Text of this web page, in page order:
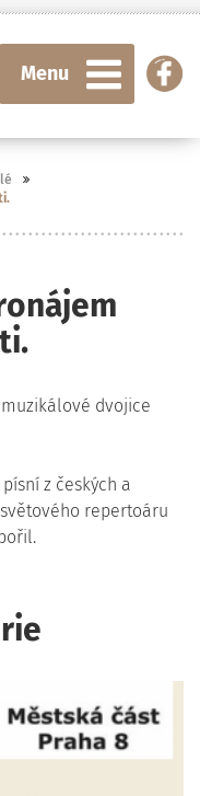
Menu
dvojice
z českých a
repertoáru